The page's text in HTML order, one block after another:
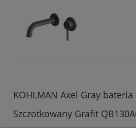
KOHLMAN Axel Gray
Szczotkowany Grafit